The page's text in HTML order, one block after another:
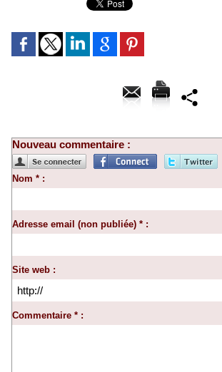
Nouveau commentaire :
Nom * :
Adresse email (non publiée) * :
Site web :
Commentaire * :